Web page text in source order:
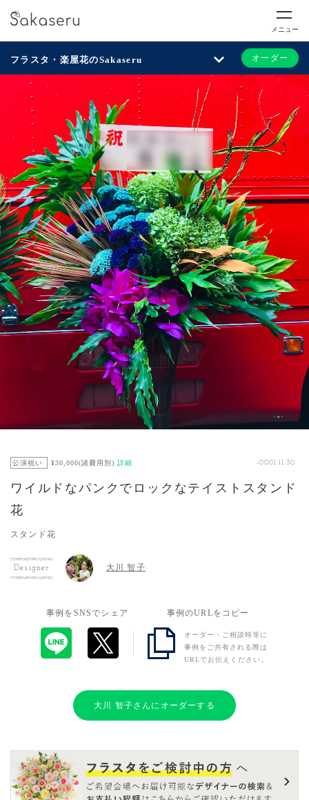
メニュー
フラスタ・楽屋花のSakaseru オーダー
公演祝い ¥30,000(諸費用別) 詳細 -0001.11.30
ワイルドなパンクでロックなテイストスタンド
花
スタンド花
Designer 大川 智子
事例をSNSでシェア 事例のURLをコピー
オーダー・ご相談時等に
事例をご共有される際は
URLでお伝えください。
大川 智子さんにオーダーする